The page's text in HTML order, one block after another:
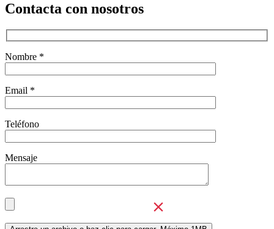
Contacta con nosotros
Nombre *
Email *
Teléfono
Mensaje